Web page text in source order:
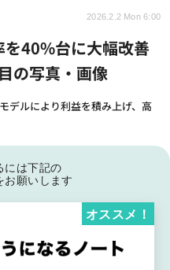
40%台に大幅改善
の写真・画像
デルにより利益を積み上げ、高
2026.2.2 Mon 6:00
には下記の
お願いします
オススメ！